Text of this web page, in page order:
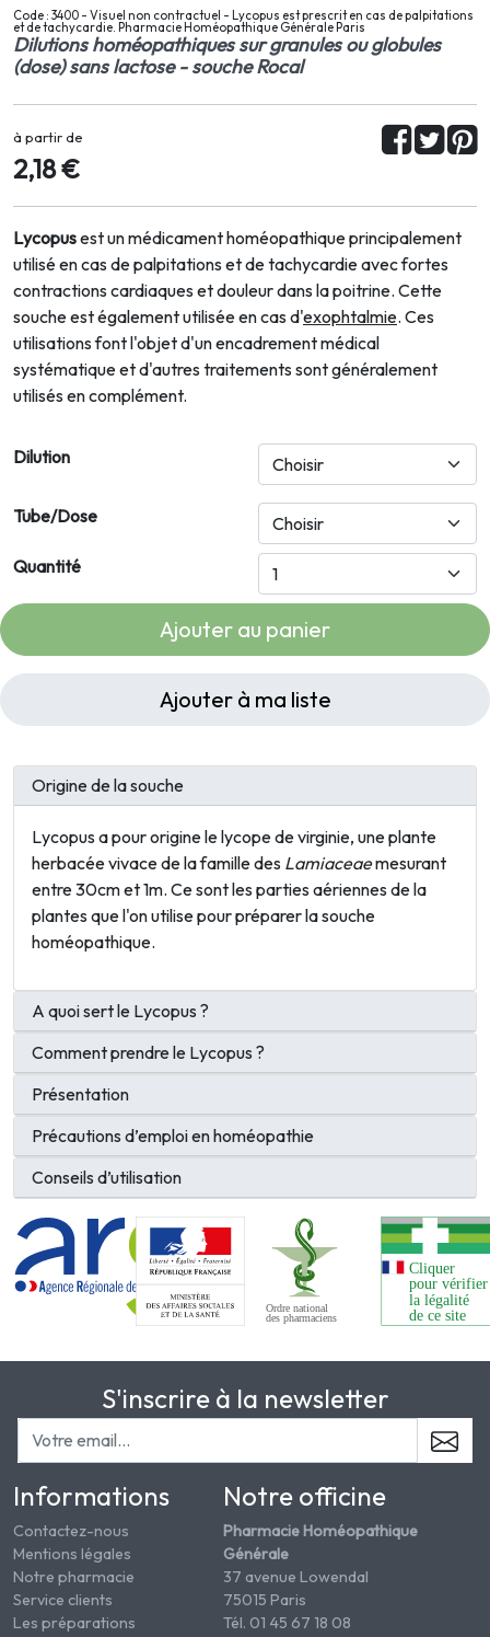
Code : 3400 - Visuel non contractuel - Lycopus est prescrit en cas de palpitations
et de tachycardie. Pharmacie Homéopathique Générale Paris
Dilutions homéopathiques sur granules ou globules
(dose) sans lactose - souche Rocal
à partir de
2,18 €
Lycopusest un médicament homéopathique principalement
utilisé en cas de palpitations et de tachycardie avec fortes
contractions cardiaques et douleur dans la poitrine. Cette
souche est également utilisée en cas d'exophtalmie. Ces
utilisations font l'objet d'un encadrement médical
systématique et d'autres traitements sont généralement
utilisés en complément.
Dilution
Tube/Dose
Quantité
Ajouter au panier
Ajouter à ma liste
Origine de la souche
Lycopus a pour origine le lycope de virginie, une plante
herbacée vivace de la famille des Lamiaceaemesurant
entre 30cm et 1m. Ce sont les parties aériennes de la
plantes que l'on utilise pour préparer la souche
homéopathique.
A quoi sert le Lycopus ?
Comment prendre le Lycopus ?
Présentation
Précautions d’emploi en homéopathie
Conseils d’utilisation
S'inscrire à la newsletter
Informations
Contactez-nous
Mentions légales
Notre pharmacie
Service clients
Les préparations
Notre officine
Pharmacie Homéopathique
Générale
37 avenue Lowendal
75015 Paris
Tél. 01 45 67 18 08